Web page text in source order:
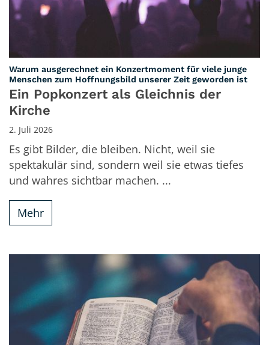
Warum ausgerechnet ein Konzertmoment für viele junge
Menschen zum Hoffnungsbild unserer Zeit geworden ist:
Ein Popkonzert als Gleichnis der
Kirche
2. Juli 2026
Es gibt Bilder, die bleiben. Nicht, weil sie
spektakulär sind, sondern weil sie etwas tiefes
und wahres sichtbar machen. ...
Mehr